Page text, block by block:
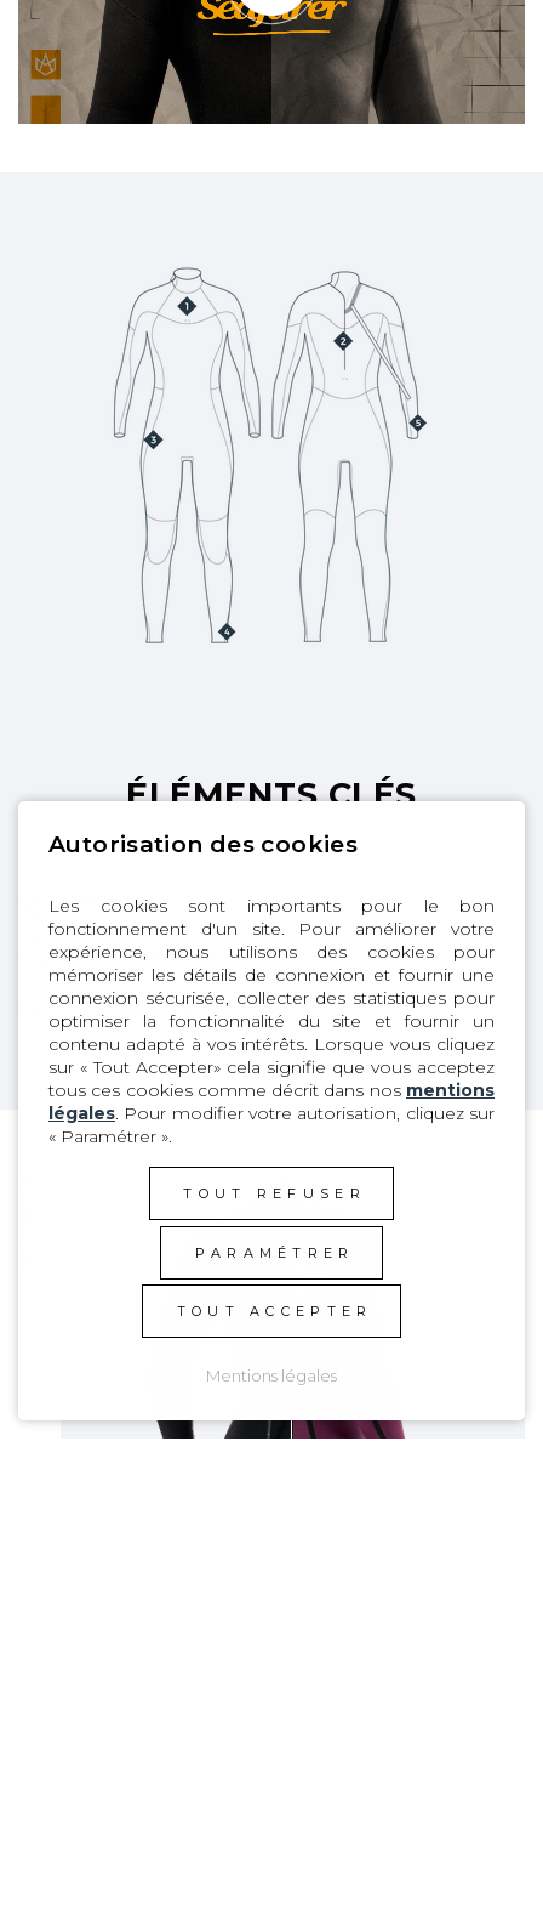
ÉLÉMENTS CLÉS
Back Zip
X10D fleece Plus
SD2 TAPE 2.0
Autorisation des cookies
Les cookies sont importants pour le bon
fonctionnement d'un site. Pour améliorer votre
expérience, nous utilisons des cookies pour
mémoriser les détails de connexion et fournir une
connexion sécurisée, collecter des statistiques pour
optimiser la fonctionnalité du site et fournir un
contenu adapté à vos intérêts. Lorsque vous cliquez
sur « Tout Accepter» cela signifie que vous acceptez
tous ces cookies comme décrit dans nos mentions
légales. Pour modifier votre autorisation, cliquez sur
« Paramétrer ».
TOUT REFUSER
PARAMÉTRER
TOUT ACCEPTER
Mentions légales